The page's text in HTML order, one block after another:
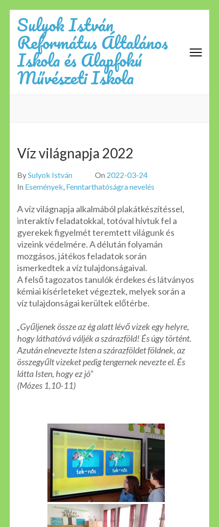
content
(Press
Enter)
Sulyok István
Református Általános
Iskola és Alapfokú
Művészeti Iskola
Víz világnapja 2022
BySulyok István On 2022-03-24
In Események, Fenntarthatóságra nevelés
A víz világnapja alkalmából plakátkészítéssel,
interaktív feladatokkal, totóval hívtuk fel a
gyerekek figyelmét teremtett világunk és
vizeink védelmére. A délután folyamán
mozgásos, játékos feladatok során
ismerkedtek a víz tulajdonságaival.
A felső tagozatos tanulók érdekes és látványos
kémiai kísérleteket végeztek, melyek során a
víz tulajdonságai kerültek előtérbe.
„Gyűljenek össze az ég alatt lévő vizek egy helyre,
hogy láthatóvá váljék a szárazföld! És úgy történt.
Azután elnevezte Isten a szárazföldet földnek, az
összegyűlt vizeket pedig tengernek nevezte el. És
látta Isten, hogy ez jó”
(Mózes 1,10-11)